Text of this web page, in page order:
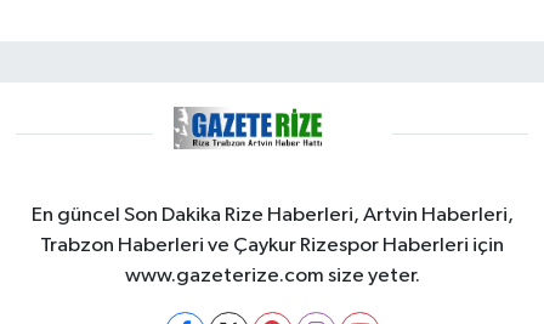
En güncel Son Dakika Rize Haberleri, Artvin Haberleri,
Trabzon Haberleri ve Çaykur Rizespor Haberleri için
www.gazeterize.com size yeter.